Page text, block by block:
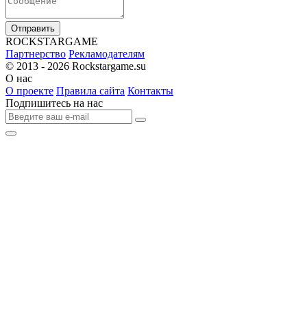
Отправить
ROCKSTARGAME
Партнерство Рекламодателям
© 2013 - 2026 Rockstargame.su
О нас
О проекте Правила сайта Контакты
Подпишитесь на нас